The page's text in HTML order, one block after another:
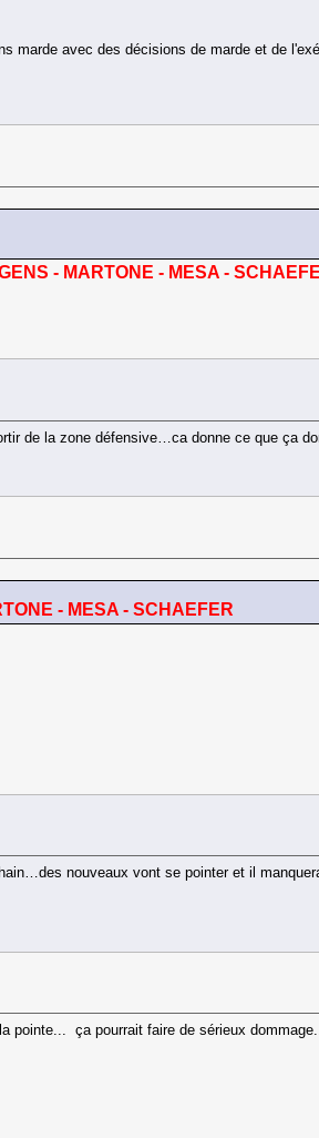
marde avec des décisions de marde et de
- MARTONE - MESA -
de la zone défensive…ca donne ce que ça
- MESA - SCHAEFER
nouveaux vont se pointer et il
pointe... ça pourrait faire de sérieux